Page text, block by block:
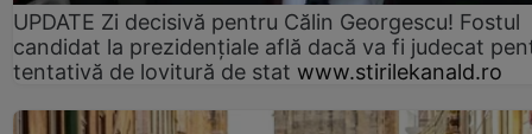
UPDATE Zi decisivă pentru Călin Georgescu! Fostul
candidat la prezidențiale află dacă va fi judecat
tentativă de lovitură de stat www.stirilekanald.ro